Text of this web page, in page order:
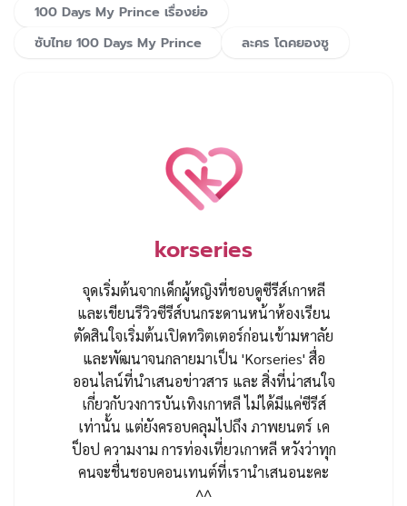
100 Days My Prince เรื่องย่อ
ซับไทย 100 Days My Prince
ละคร โดคยองซู
korseries
จุดเริ่มต้นจากเด็กผู้หญิงที่ชอบดูซีรีส์เกาหลี
และเขียนรีวิวซีรีส์บนกระดานหน้าห้องเรียน
ตัดสินใจเริ่มต้นเปิดทวิตเตอร์ก่อนเข้ามหาลัย
และพัฒนาจนกลายมาเป็น 'Korseries' สื่อ
ออนไลน์ที่นำเสนอข่าวสาร และ สิ่งที่น่าสนใจ
เกี่ยวกับวงการบันเทิงเกาหลี ไม่ได้มีแค่ซีรีส์
เท่านั้น แต่ยังครอบคลุมไปถึง ภาพยนตร์ เค
ป็อป ความงาม การท่องเที่ยวเกาหลี หวังว่าทุก
คนจะชื่นชอบคอนเทนต์ที่เรานำเสนอนะคะ
^^